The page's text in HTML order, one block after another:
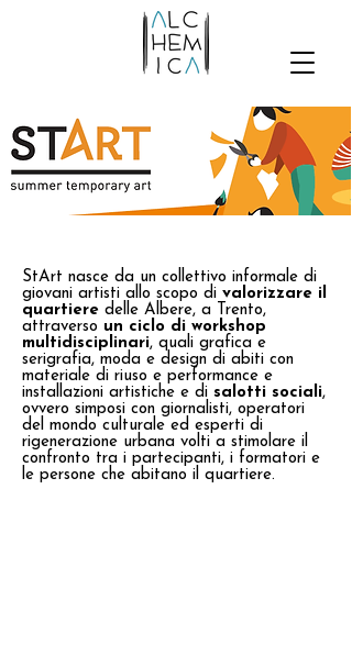
StArt nasce da un collettivo informale di
giovani artisti allo scopo di valorizzare il
quartiere delle Albere, a Trento,
attraverso un ciclo di workshop
multidisciplinari, quali grafica e
serigrafia, moda e design di abiti con
materiale di riuso e performance e
installazioni artistiche e di salotti sociali,
ovvero simposi con giornalisti, operatori
del mondo culturale ed esperti di
rigenerazione urbana volti a stimolare il
confronto tra i partecipanti, i formatori e
le persone che abitano il quartiere.​